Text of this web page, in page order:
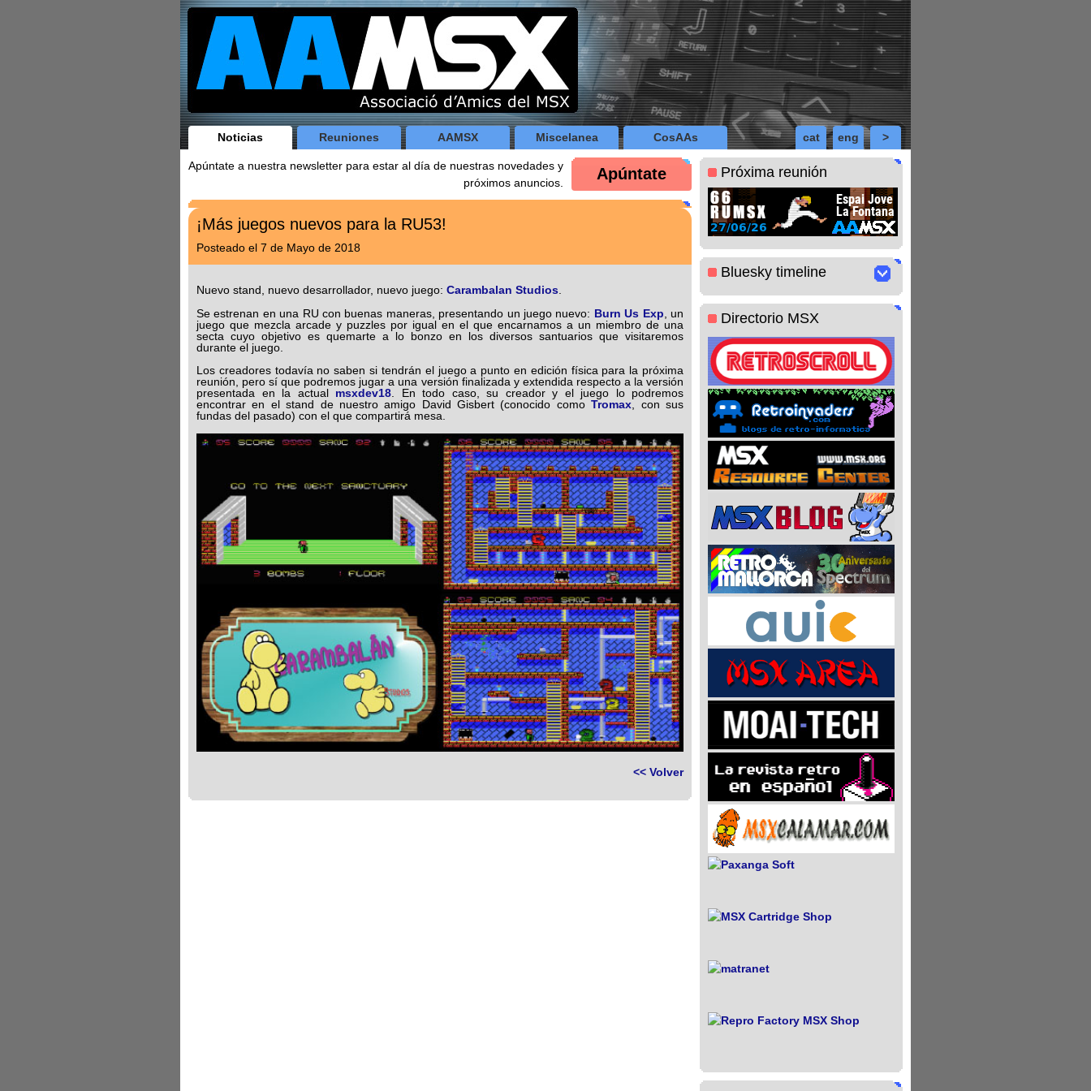
Noticias Reuniones AAMSX Miscelanea CosAAs cat eng >
Apúntate a nuestra newsletter para estar al día de nuestras novedades y
próximos anuncios.
Apúntate
¡Más juegos nuevos para la RU53!
Posteado el 7 de Mayo de 2018
Nuevo stand, nuevo desarrollador, nuevo juego: Carambalan Studios.
Se estrenan en una RU con buenas maneras, presentando un juego nuevo: Burn Us Exp , un
juego que mezcla arcade y puzzles por igual en el que encarnamos a un miembro de una
secta cuyo objetivo es quemarte a lo bonzo en los diversos santuarios que visitaremos
durante el juego.
Los creadores todavía no saben si tendrán el juego a punto en edición física para la próxima
reunión, pero sí que podremos jugar a una versión finalizada y extendida respecto a la versión
presentada en la actual msxdev18 . En todo caso, su creador y el juego lo podremos
encontrar en el stand de nuestro amigo David Gisbert (conocido comoTromax , con sus
fundas del pasado) con el que compartirá mesa.
<< Volver
Próxima reunión
Bluesky timeline
Directorio MSX